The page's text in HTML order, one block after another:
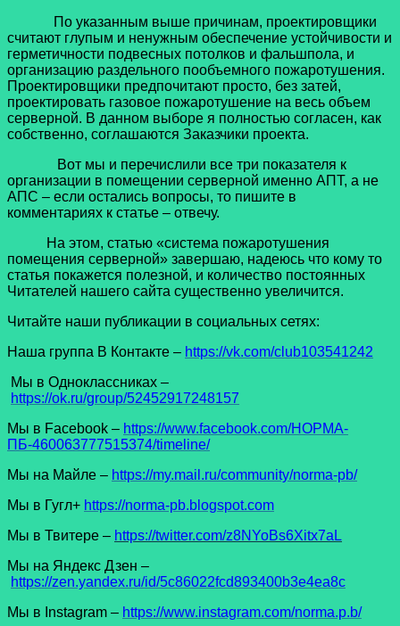
По указанным выше причинам, проектировщики
считают глупым и ненужным обеспечение устойчивости и
герметичности подвесных потолков и фальшпола, и
организацию раздельного пообъемного пожаротушения.
Проектировщики предпочитают просто, без затей,
проектировать газовое пожаротушение на весь объем
серверной. В данном выборе я полностью согласен, как
собственно, соглашаются Заказчики проекта.
Вот мы и перечислили все три показателя к
организации в помещении серверной именно АПТ, а не
АПС – если остались вопросы, то пишите в
комментариях к статье – отвечу.
На этом, статью «система пожаротушения
помещения серверной» завершаю, надеюсь что кому то
статья покажется полезной, и количество постоянных
Читателей нашего сайта существенно увеличится.
Читайте наши публикации в социальных сетях:
Наша группа В Контакте – https://vk.com/club103541242
Мы в Одноклассниках –
https://ok.ru/group/52452917248157
Мы в Facеbook – https://www.facebook.com/НОРМА-
ПБ-460063777515374/timeline/
Мы на Майле – https://my.mail.ru/community/norma-pb/
Мы в Гугл+ https://norma-pb.blogspot.com
Мы в Твитере – https://twitter.com/z8NYoBs6Xitx7aL
Мы на Яндекс Дзен –
https://zen.yandex.ru/id/5c86022fcd893400b3e4ea8c
Мы в Instagram – https://www.instagram.com/norma.p.b/